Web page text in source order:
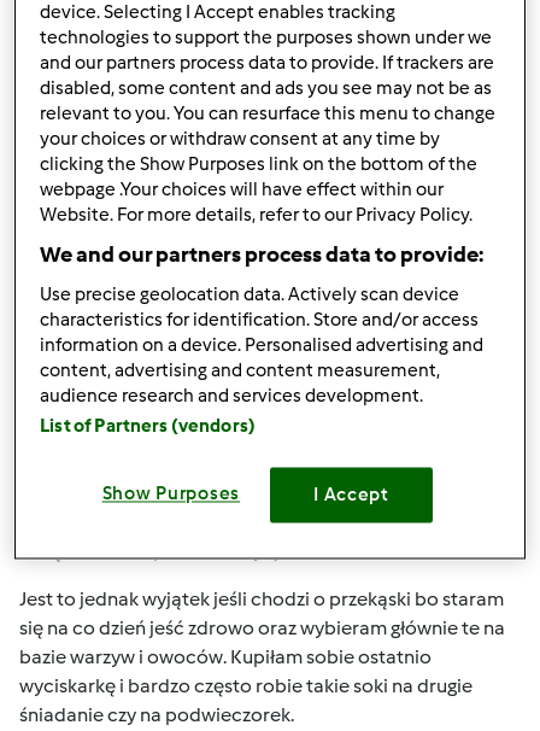
Zalogujlub zarejestruj sięaby dodawać
komentarze
zdrowitka Dołączył : 15.05.2017
wt., 06/09/2020 - 06:06
Ja jeszcze nie mam pomysłu na obiad, planuje jednak
zrobić coś lekkiego. Mam ochotę na przykłąd na kurczaka
w pergaminie ( uwielbiam ).
Aktualnie mam krótką przerwę w pracy i podjadam sobie
czekoladę.Zwykle kupuje wedlowską gorzką. Tym razem
jednak kupiłam sobie dla odmiany czekoladę nadziewaną
Jest to jednak wyjątek jeśli chodzi o przekąski bo staram
się na co dzień jeść zdrowo oraz wybieram głównie te na
bazie warzyw i owoców. Kupiłam sobie ostatnio
wyciskarkę i bardzo często robie takie soki na drugie
śniadanie czy na podwieczorek.
device. Selecting I Accept enables tracking
technologies to support the purposes shown under we
and our partners process data to provide. If trackers are
disabled, some content and ads you see may not be as
relevant to you. You can resurface this menu to change
your choices or withdraw consent at any time by
clicking the Show Purposes link on the bottom of the
webpage .Your choices will have effect within our
Website. For more details, refer to our Privacy Policy.
We and our partners process data to provide:
Use precise geolocation data. Actively scan device
characteristics for identification. Store and/or access
information on a device. Personalised advertising and
content, advertising and content measurement,
audience research and services development.
List of Partners (vendors)
Show Purposes I Accept